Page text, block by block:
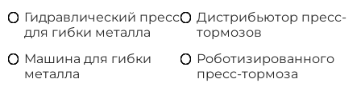
Гидравлический пресс
для гибки металла
Дистрибьютор пресс-
тормозов
Машина для гибки
металла
Роботизированного
пресс-тормоза